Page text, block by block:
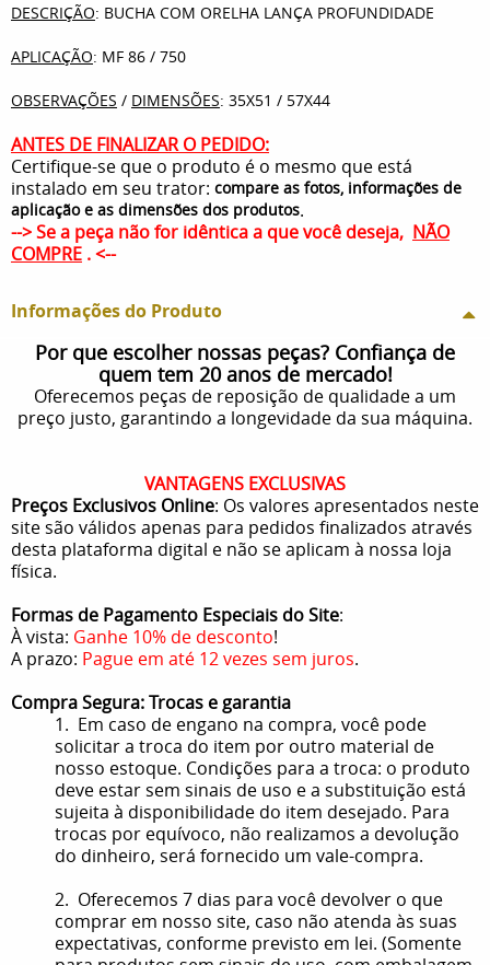
DESCRIÇÃO: BUCHA COM ORELHA LANÇA PROFUNDIDADE
APLICAÇÃO: MF 86 / 750
OBSERVAÇÕES / DIMENSÕES: 35X51 / 57X44
ANTES DE FINALIZAR O PEDIDO:
Certifique-se que o produto é o mesmo que está
instalado em seu trator: compare as fotos, informações de
aplicação e as dimensões dos produtos.
--> Se a peça não for idêntica a que você deseja, NÃO
COMPRE . <--
Informações do Produto
Por que escolher nossas peças? Confiança de
quem tem 20 anos de mercado!
Oferecemos peças de reposição de qualidade a um
preço justo, garantindo a longevidade da sua máquina.
VANTAGENS EXCLUSIVAS
Preços Exclusivos Online: Os valores apresentados neste
site são válidos apenas para pedidos finalizados através
desta plataforma digital e não se aplicam à nossa loja
física.
Formas de Pagamento Especiais do Site:
À vista: Ganhe 10% de desconto!
A prazo: Pague em até 12 vezes sem juros.
Compra Segura: Trocas e garantia
1. Em caso de engano na compra, você pode
solicitar a troca do item por outro material de
nosso estoque. Condições para a troca: o produto
deve estar sem sinais de uso e a substituição está
sujeita à disponibilidade do item desejado. Para
trocas por equívoco, não realizamos a devolução
do dinheiro, será fornecido um vale-compra.
2. Oferecemos 7 dias para você devolver o que
comprar em nosso site, caso não atenda às suas
expectativas, conforme previsto em lei. (Somente